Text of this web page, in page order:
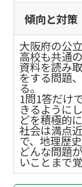
傾向と対策
大阪府の公
高校も共通
資料を読み
をする問題
る。
1問1答だけ
きるように
どを積極的
社会は満点
で、地理歴
どんな問題
いことまで